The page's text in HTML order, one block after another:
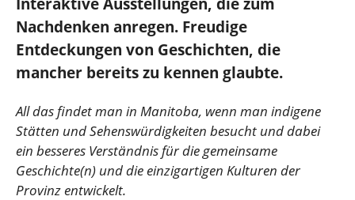
Nachdenken anregen. Freudige
Entdeckungen von Geschichten, die
mancher bereits zu kennen glaubte.
All das findet man in Manitoba, wenn man indigene
Stätten und Sehenswürdigkeiten besucht und dabei
ein besseres Verständnis für die gemeinsame
Geschichte(n) und die einzigartigen Kulturen der
Provinz entwickelt.